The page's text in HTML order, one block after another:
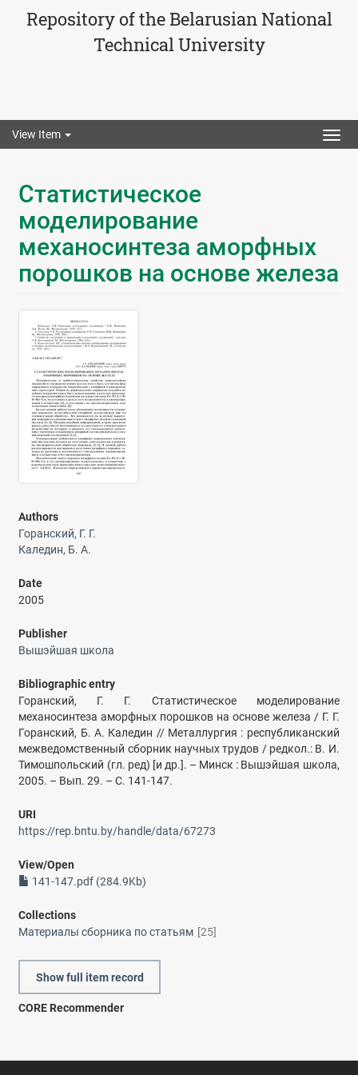
Repository of the Belarusian National
Technical University
View Item
Статистическое
моделирование
механосинтеза аморфных
порошков на основе железа
Authors
Горанский, Г. Г.
Каледин, Б. А.
Date
2005
Publisher
Вышэйшая школа
Bibliographic entry
Горанский, Г. Г. Статистическое моделирование
механосинтеза аморфных порошков на основе железа / Г. Г.
Горанский, Б. А. Каледин // Металлургия : республиканский
межведомственный сборник научных трудов / редкол.: В. И.
Тимошпольский (гл. ред) [и др.]. – Минск : Вышэйшая школа,
2005. – Вып. 29. – С. 141-147.
URI
https://rep.bntu.by/handle/data/67273
View/Open
141-147.pdf (284.9Kb)
Collections
Материалы сборника по статьям [25]
Show full item record
CORE Recommender